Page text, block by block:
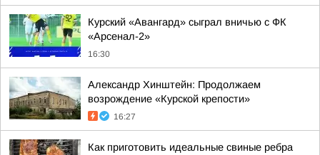
Курский «Авангард» сыграл вничью с ФК
«Арсенал-2»
16:30
Александр Хинштейн: Продолжаем
возрождение «Курской крепости»
16:27
Как приготовить идеальные свиные ребра